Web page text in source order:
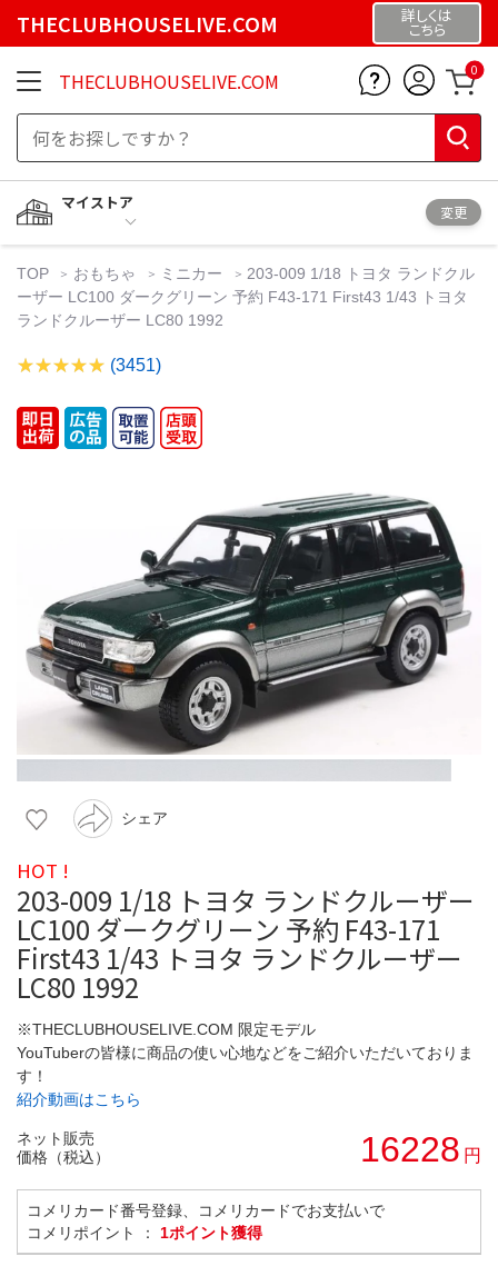
THECLUBHOUSELIVE.COM 詳しくは
こちら
THECLUBHOUSELIVE.COM 0
マイストア
変更
TOP おもちゃ ミニカー
203-009 1/18 トヨタ ランドクル
ーザー LC100 ダークグリーン 予約 F43-171 First43 1/43 トヨタ
ランドクルーザー LC80 1992
(3451)
シェア
HOT !
203-009 1/18 トヨタ ランドクルーザー
LC100 ダークグリーン 予約 F43-171
First43 1/43 トヨタ ランドクルーザー
LC80 1992
※THECLUBHOUSELIVE.COM 限定モデル
YouTuberの皆様に商品の使い心地などをご紹介いただいておりま
す！
紹介動画はこちら
ネット販売
価格（税込）
16228 円
コメリカード番号登録、コメリカードでお支払いで
コメリポイント ： 1ポイント獲得